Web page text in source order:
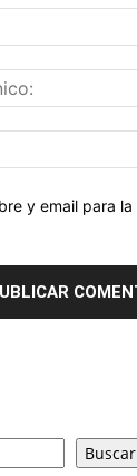
y email para
Buscar